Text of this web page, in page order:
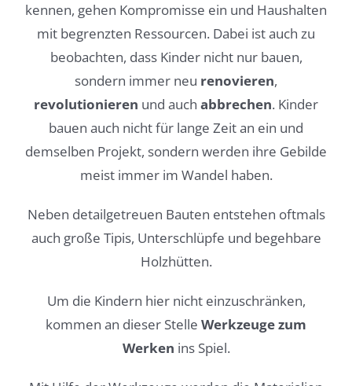
kennen, gehen Kompromisse ein und Haushalten
mit begrenzten Ressourcen. Dabei ist auch zu
beobachten, dass Kinder nicht nur bauen,
sondern immer neu renovieren,
revolutionieren und auch abbrechen. Kinder
bauen auch nicht für lange Zeit an ein und
demselben Projekt, sondern werden ihre Gebilde
meist immer im Wandel haben.
Neben detailgetreuen Bauten entstehen oftmals
auch große Tipis, Unterschlüpfe und begehbare
Holzhütten.
Um die Kindern hier nicht einzuschränken,
kommen an dieser Stelle Werkzeuge zum
Werken ins Spiel.